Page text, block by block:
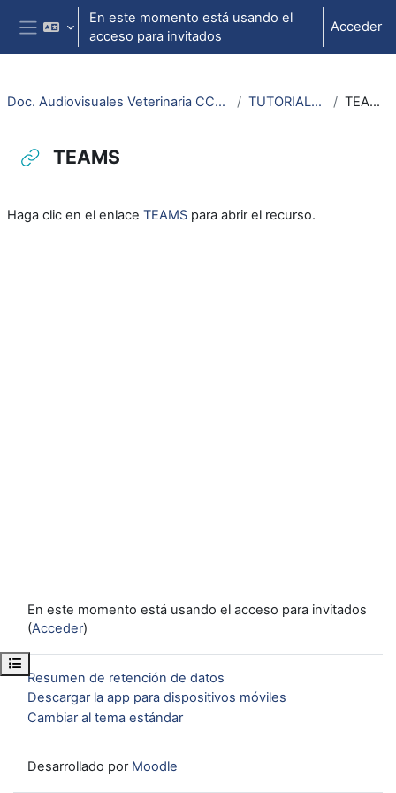
Salta al contenido principal
Panel lateral
En este momento está usando el
acceso para invitados
Acceder
Abrir índice del curso
Doc. Audiovisuales Veterinaria CCSS TUTORIALES TEAMS
TEAMS
Haga clic en el enlace TEAMS para abrir el recurso.
En este momento está usando el acceso para invitados
(Acceder)
Resumen de retención de datos
Descargar la app para dispositivos móviles
Cambiar al tema estándar
Desarrollado por Moodle